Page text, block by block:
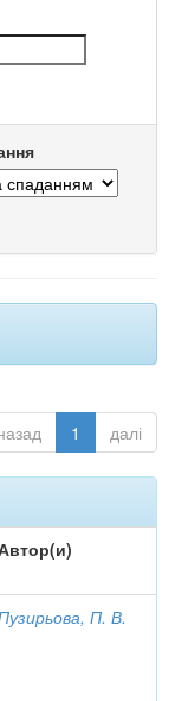
1 далі
П. В.